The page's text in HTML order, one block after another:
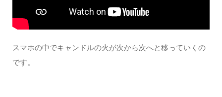
スマホの中でキャンドルの火が次から次へと移っていくの
です。